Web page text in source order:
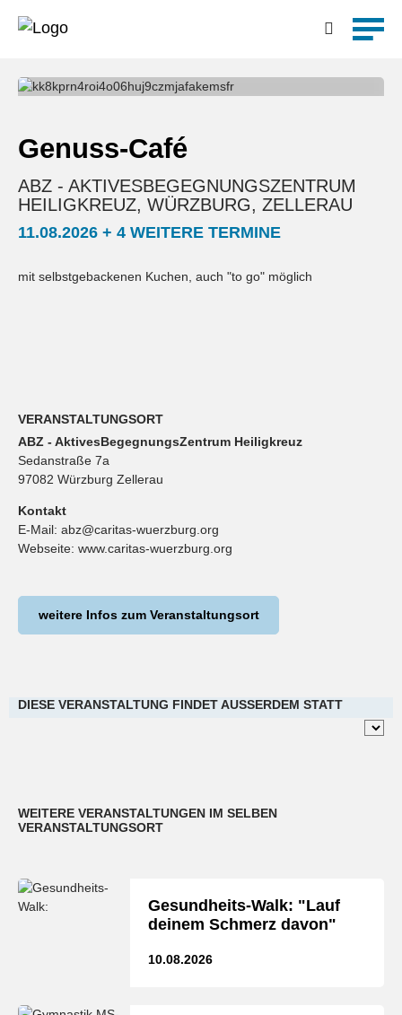
Genuss-Café
ABZ - AKTIVESBEGEGNUNGSZENTRUM
HEILIGKREUZ, WÜRZBURG, ZELLERAU
11.08.2026 + 4 WEITERE TERMINE
mit selbstgebackenen Kuchen, auch "to go" möglich
VERANSTALTUNGSORT
ABZ - AktivesBegegnungsZentrum Heiligkreuz
Sedanstraße 7a
97082 Würzburg Zellerau
Kontakt
E-Mail: abz@caritas-wuerzburg.org
Webseite: www.caritas-wuerzburg.org
weitere Infos zum Veranstaltungsort
DIESE VERANSTALTUNG FINDET AUSSERDEM STATT
WEITERE VERANSTALTUNGEN IM SELBEN
VERANSTALTUNGSORT
Gesundheits-Walk: "Lauf
deinem Schmerz davon"
10.08.2026